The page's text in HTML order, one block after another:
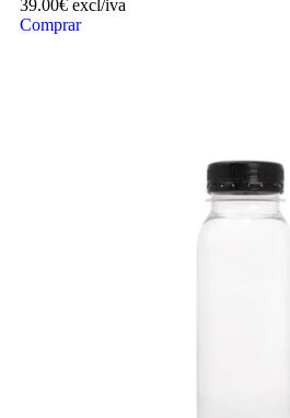
39.00€ excl/iva
Comprar